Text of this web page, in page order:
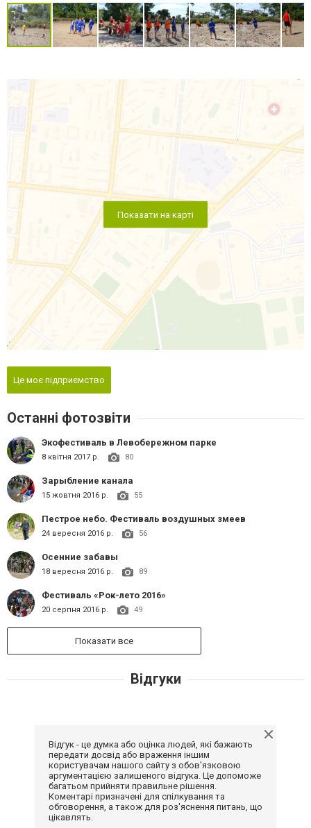
Показати на карті
Це моє підприємство
Останні фотозвіти
Экофестиваль в Левобережном парке
8 квітня 2017 р. 80
Зарыбление канала
15 жовтня 2016 р. 55
Пестрое небо. Фестиваль воздушных змеев
24 вересня 2016 р. 56
Осенние забавы
18 вересня 2016 р. 89
Фестиваль «Рок-лето 2016»
20 серпня 2016 р. 49
Показати все
Відгуки
Відгук - це думка або оцінка людей, які бажають
передати досвід або враження іншим
користувачам нашого сайту з обов'язковою
аргументацією залишеного відгука. Це допоможе
багатьом прийняти правильне рішення.
Коментарі призначені для спілкування та
обговорення, а також для роз'яснення питань, що
цікавлять.